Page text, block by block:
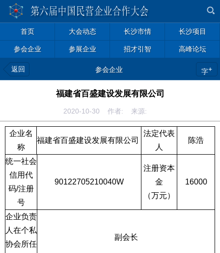
首页 大会动态 长沙市情 长沙项目
参会企业 参展企业 招才引智 高峰论坛
返回 参会企业 字+
福建省百盛建设发展有限公司
2020-10-30 作者: 来源:
企业名
称
福建省百盛建设发展有限公司
法定代表
人
陈浩
统一社会
信用代
码/注册
号
90122705210040W
注册资本
金
（万元）
16000
企业负责
人在个私
协会所任
副会长